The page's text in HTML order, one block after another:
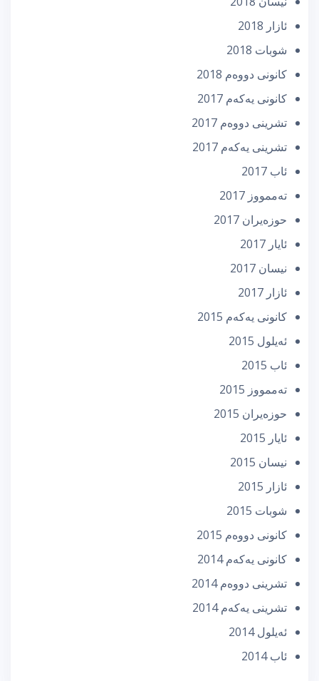
ئازار 2018
شوبات 2018
كانونی دووه‌م 2018
كانونی یه‌كه‌م 2017
تشرینی دووه‌م 2017
تشرینی یه‌كه‌م 2017
ئاب 2017
تەممووز 2017
حوزه‌یران 2017
ئایار 2017
نیسان 2017
ئازار 2017
كانونی یه‌كه‌م 2015
ئه‌یلول 2015
ئاب 2015
تەممووز 2015
حوزه‌یران 2015
ئایار 2015
نیسان 2015
ئازار 2015
شوبات 2015
كانونی دووه‌م 2015
كانونی یه‌كه‌م 2014
تشرینی دووه‌م 2014
تشرینی یه‌كه‌م 2014
ئه‌یلول 2014
ئاب 2014